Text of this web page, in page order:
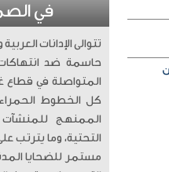
في
تتوالى الإدانات
حاسمة ضد
المتواصلة في قطاع
كل الخطوط
الممنهج للمنشآت
التحتية، وما
مستمر للضحايا